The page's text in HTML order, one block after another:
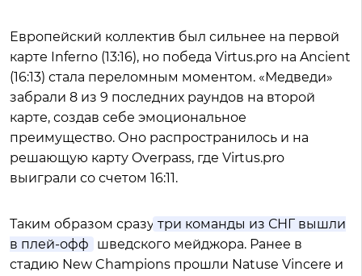
Европейский коллектив был сильнее на первой
карте Inferno (13:16), но победа Virtus.pro на Ancient
(16:13) стала переломным моментом. «Медведи»
забрали 8 из 9 последних раундов на второй
карте, создав себе эмоциональное
преимущество. Оно распространилось и на
решающую карту Overpass, где Virtus.pro
выиграли со счетом 16:11.
Таким образом сразу три команды из СНГ вышли
в плей-офф
шведского мейджора. Ранее в
стадию New Champions прошли Natuse Vincere и